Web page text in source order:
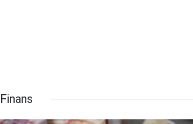
Finans